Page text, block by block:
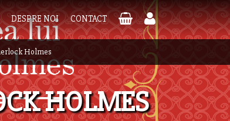
DESPRE NOI CONTACT
Holmes
HOLMES